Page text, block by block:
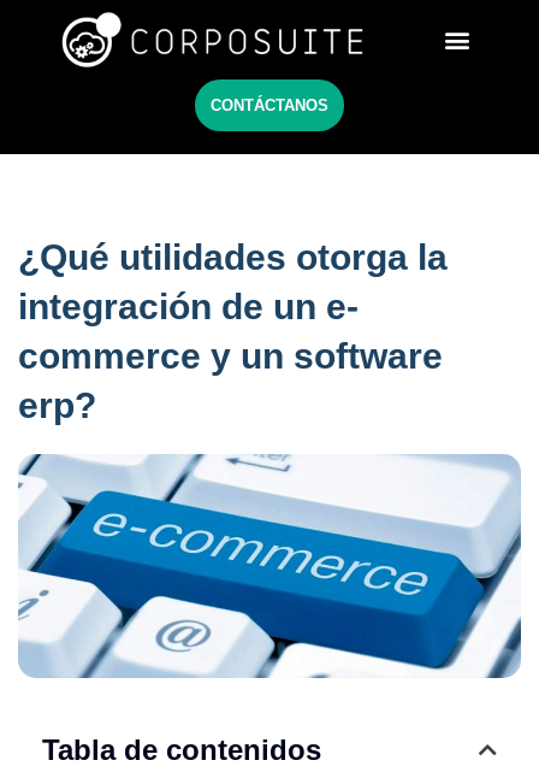
CONTÁCTANOS
¿Qué utilidades otorga la
integración de un e-
commerce y un software
erp?
Tabla de contenidos